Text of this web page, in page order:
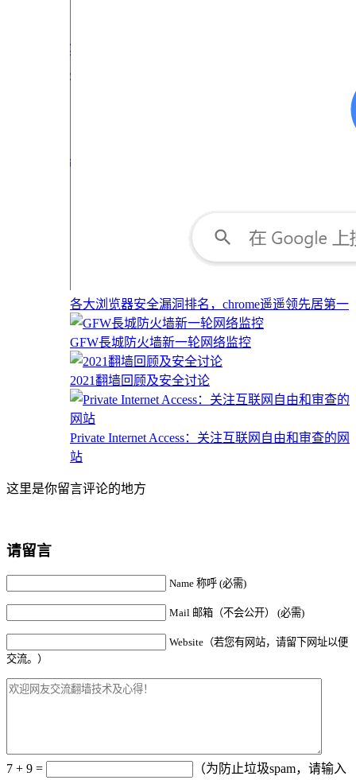
各大浏览器安全漏洞排名，chrome遥遥领先居第一
GFW長城防火墙新一轮网络监控
2021翻墙回顾及安全讨论
Private Internet Access：关注互联网自由和审查的网
站
这里是你留言评论的地方
请留言
Name 称呼 (必需)
Mail 邮箱（不会公开） (必需)
Website（若您有网站，请留下网址以便
交流。）
7 + 9 = （为防止垃圾spam，请输入